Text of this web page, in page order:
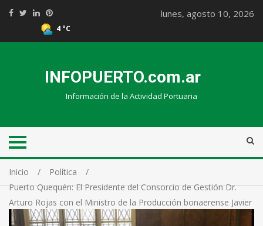
4 °C
lunes, agosto 10, 2026
INFOPUERTO.com.ar
Información de la Actividad Portuaria
Inicio
Política
Puerto Quequén: El Presidente del Consorcio de Gestión Dr.
Arturo Rojas con el Ministro de la Producción bonaerense Javier
Tizado